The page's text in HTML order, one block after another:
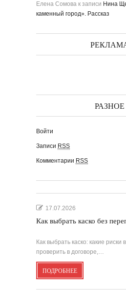
Елена Сомова к записи Нина
каменный город». Рассказ
РАЗНОЕ
Войти
Записи RSS
Комментарии RSS
17.07.2026
Как выбрать каско без
Как выбрать каско: какие риски
проверить в договоре,…
ПОДРОБНЕЕ